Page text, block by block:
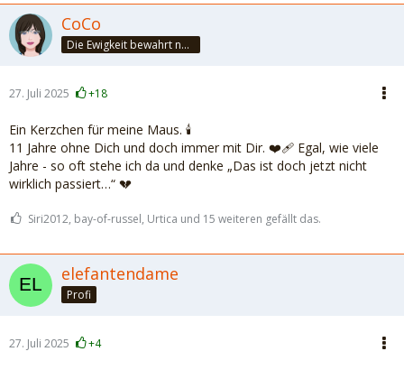
CoCo
Die Ewigkeit bewahrt nur die Liebe, weil sie von gleicher Natur ist. ~Khalil Gibran~
27. Juli 2025 +18
Ein Kerzchen für meine Maus. 🕯️
11 Jahre ohne Dich und doch immer mit Dir. ❤️‍🩹 Egal, wie viele
Jahre - so oft stehe ich da und denke „Das ist doch jetzt nicht
wirklich passiert…“ 💔
Siri2012, bay-of-russel, Urtica und 15 weiteren gefällt das.
elefantendame
Profi
27. Juli 2025 +4